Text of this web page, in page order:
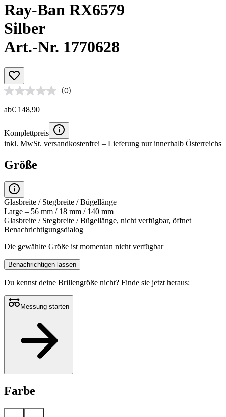
Ray-Ban RX6579
Silber
Art.-Nr. 1770628
(0)
ab€ 148,90
Komplettpreis
inkl. MwSt. versandkostenfrei – Lieferung nur innerhalb Österreichs
Größe
Glasbreite / Stegbreite / Bügellänge
Large – 56 mm / 18 mm / 140 mm
Glasbreite / Stegbreite / Bügellänge, nicht verfügbar, öffnet
Benachrichtigungsdialog
Die gewählte Größe ist momentan nicht verfügbar
Benachrichtigen lassen
Du kennst deine Brillengröße nicht? Finde sie jetzt heraus:
Messung starten
Farbe